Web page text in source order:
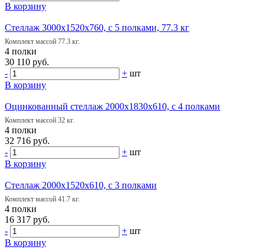
В корзину
Стеллаж 3000х1520х760, с 5 полками, 77.3 кг
Комплект массой 77.3 кг.
4 полки
30 110 руб.
-
+ шт
В корзину
Оцинкованный стеллаж 2000х1830х610, с 4 полками
Комплект массой 32 кг.
4 полки
32 716 руб.
-
+ шт
В корзину
Стеллаж 2000х1520х610, с 3 полками
Комплект массой 41.7 кг.
4 полки
16 317 руб.
-
+ шт
В корзину